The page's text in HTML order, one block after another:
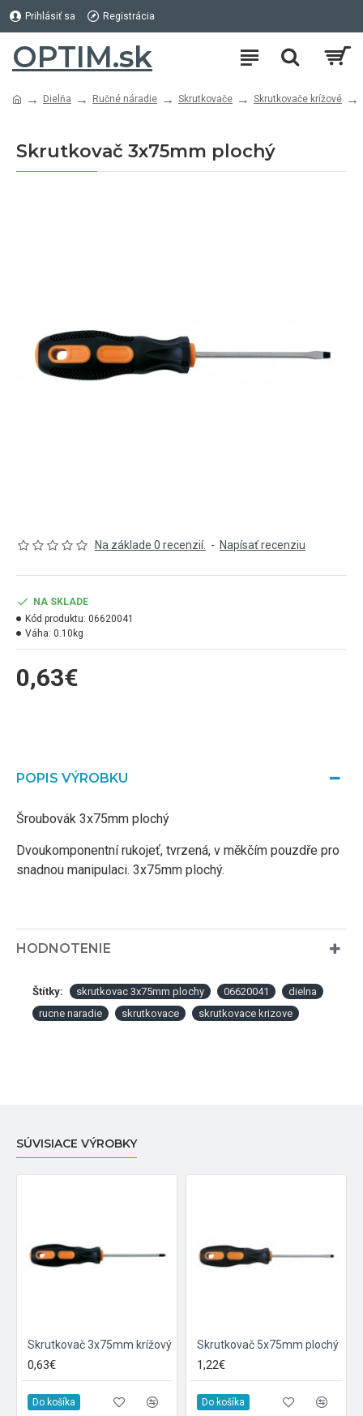
Prihlásiť sa Registrácia
OPTIM.sk
Dielňa Ručné náradie Skrutkovače Skrutkovače krížové
Skrutkovač 3x75mm plochý
Na základe 0 recenzií. - Napísať recenziu
0,63€
NA SKLADE
Kód produktu: 06620041
Váha: 0.10kg
POPIS VÝROBKU
Šroubovák 3x75mm plochý
Dvoukomponentní rukojeť, tvrzená, v měkčím pouzdře pro
snadnou manipulaci. 3x75mm plochý.
HODNOTENIE
Štítky: skrutkovac 3x75mm plochy 06620041
dielna
rucne naradie
skrutkovace skrutkovace krizove
SÚVISIACE VÝROBKY
Skrutkovač 3x75mm krížový
0,63€
Do košíka
Skrutkovač 5x75mm plochý
1,22€
Do košíka